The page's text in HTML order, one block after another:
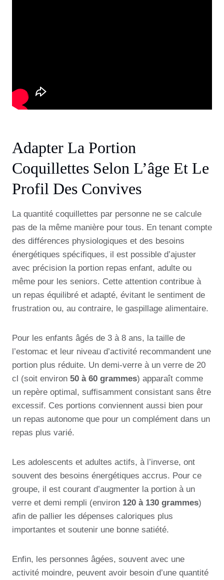
Adapter La Portion
Coquillettes Selon L’âge Et Le
Profil Des Convives
La quantité coquillettes par personne ne se calcule
pas de la même manière pour tous. En tenant compte
des différences physiologiques et des besoins
énergétiques spécifiques, il est possible d’ajuster
avec précision la portion repas enfant, adulte ou
même pour les seniors. Cette attention contribue à
un repas équilibré et adapté, évitant le sentiment de
frustration ou, au contraire, le gaspillage alimentaire.
Pour les enfants âgés de 3 à 8 ans, la taille de
l’estomac et leur niveau d’activité recommandent une
portion plus réduite. Un demi-verre à un verre de 20
cl (soit environ 50 à 60 grammes) apparaît comme
un repère optimal, suffisamment consistant sans être
excessif. Ces portions conviennent aussi bien pour
un repas autonome que pour un complément dans un
repas plus varié.
Les adolescents et adultes actifs, à l’inverse, ont
souvent des besoins énergétiques accrus. Pour ce
groupe, il est courant d’augmenter la portion à un
verre et demi rempli (environ 120 à 130 grammes)
afin de pallier les dépenses caloriques plus
importantes et soutenir une bonne satiété.
Enfin, les personnes âgées, souvent avec une
activité moindre, peuvent avoir besoin d’une quantité